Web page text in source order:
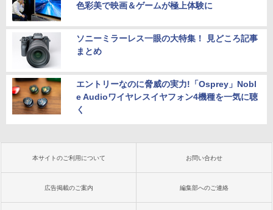
色彩美で映画＆ゲームが極上体験に
ソニーミラーレス一眼の大特集！ 見どころ記事
まとめ
エントリーなのに脅威の実力!「Osprey」Nobl
e Audioワイヤレスイヤフォン4機種を一気に聴
く
本サイトのご利用について お問い合わせ
広告掲載のご案内 編集部へのご連絡